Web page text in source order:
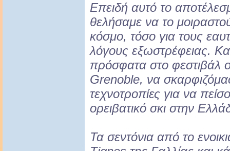
Επειδή αυτό το
θελήσαμε να το
κόσμο, τόσο για τους
λόγους εξωστρέφειας.
πρόσφατα στο φεστιβάλ
Grenoble, να
τεχνοτροπίες για να
ορειβατικό σκι στην
Τα σεντόνια από το